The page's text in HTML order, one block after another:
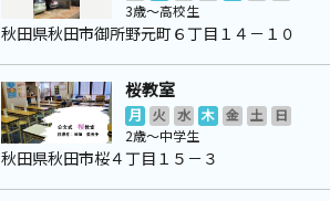
3歳～高校生
秋田県秋田市御所野元町６丁目１４－１０
桜教室
月 火 水 木 金 土
日
2歳～中学生
秋田県秋田市桜４丁目１５－３